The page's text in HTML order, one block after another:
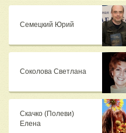
Семецкий Юрий
Соколова Светлана
Скачко (Полеви)
Елена